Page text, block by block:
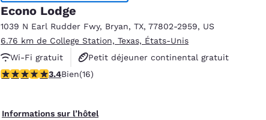
Econo Lodge
1039 N Earl Rudder Fwy, Bryan, TX, 77802-2959, US
6.76 km de College Station, Texas, États-Unis
Wi-Fi gratuit
Petit déjeuner continental gratuit
Espace fitness
3.37 étoiles. Bien. 16 commentaires
3.4Bien(16)
Informations sur l’hôtel